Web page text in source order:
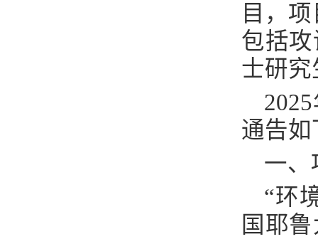
目，
包括
士研
2025
通告如
一、
“环
国耶